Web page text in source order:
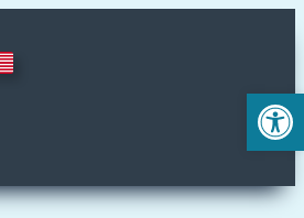
Deschide